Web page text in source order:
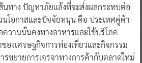
นทาง ปัญหาภัยแล้งที่จะส่งผลกระทบต่อ
โอกาสและปัจจัยหนุน คือ ประเทศคู่ค้า
วามมั่นคงทางอาหารและใช้บริโภค
องเศรษฐกิจการท่องเที่ยวและกิจกรรม
ขยายการเจรจาทางการค้ากับตลาดใหม่